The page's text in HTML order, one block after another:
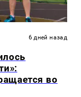
6 дней назад
во